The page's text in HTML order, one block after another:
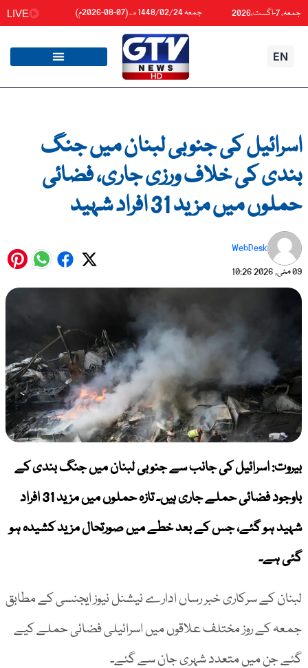
جمعہ، 7-اگست،2026 جمعہ 1448/02/24هـ (07-08-2026م) LIVE
EN
اسرائیل کی جنوبی لبنان میں جنگ
بندی کی خلاف ورزی جاری، فضائی
حملوں میں مزید 31 افراد شہید
WebDesk
09 مئی, 2026
10:26
بیروت: اسرائیل کی جانب سے جنوبی لبنان میں جنگ بندی کے
باوجود فضائی حملے جاری ہیں۔ تازہ حملوں میں مزید 31 افراد
شہید ہو گئے، جس کے بعد خطے میں صورتحال مزید کشیدہ ہو
گئی ہے۔
لبنان کے سرکاری خبر رساں ادارے نیشنل نیوز ایجنسی کے مطابق
جمعہ کے روز مختلف علاقوں میں اسرائیلی فضائی حملے کیے
گئے جن میں متعدد شہری جان سے گئے۔